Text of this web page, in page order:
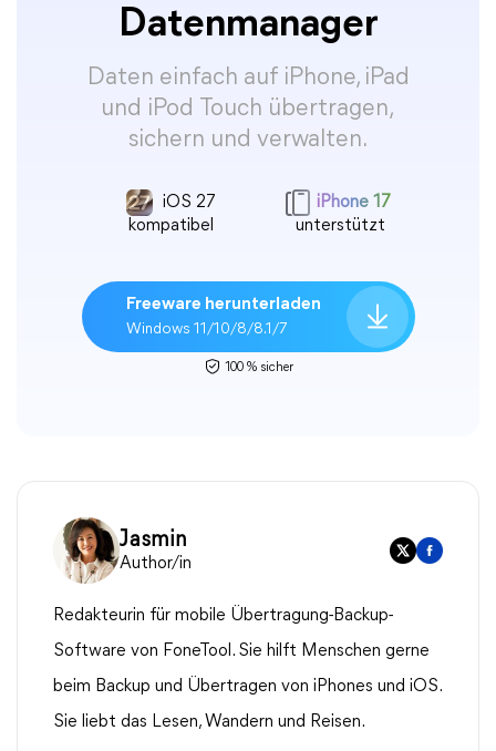
Datenmanager
Daten einfach auf iPhone, iPad
und iPod Touch übertragen,
sichern und verwalten.
iOS 27
kompatibel
iPhone 17
unterstützt
Freeware herunterladen
Windows 11/10/8/8.1/7
100 % sicher
Jasmin
Author/in
Redakteurin für mobile Übertragung-Backup-
Software von FoneTool. Sie hilft Menschen gerne
beim Backup und Übertragen von iPhones und iOS.
Sie liebt das Lesen, Wandern und Reisen.